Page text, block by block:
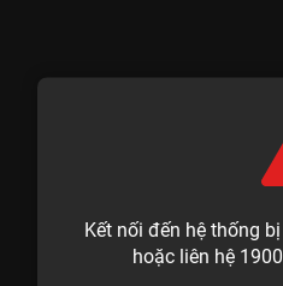
Kết nối đến hệ thống
hoặc liên hệ